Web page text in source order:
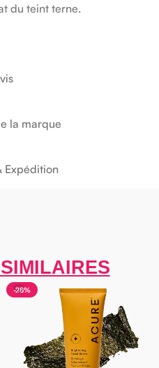
la marque
Expédition
du teint terne.
-28%